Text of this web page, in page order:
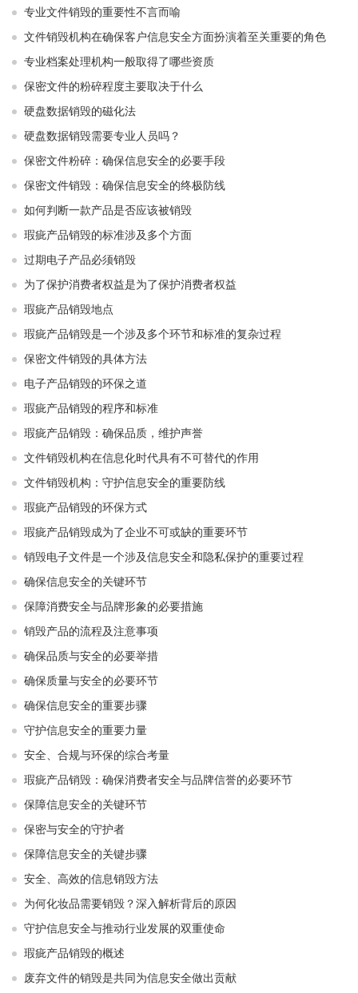
专业文件销毁的重要性不言而喻
文件销毁机构在确保客户信息安全方面扮演着至关重要的角色
专业档案处理机构一般取得了哪些资质
保密文件的粉碎程度主要取决于什么
硬盘数据销毁的磁化法
硬盘数据销毁需要专业人员吗？
保密文件粉碎：确保信息安全的必要手段
保密文件销毁：确保信息安全的终极防线
如何判断一款产品是否应该被销毁
瑕疵产品销毁的标准涉及多个方面
过期电子产品必须销毁
为了保护消费者权益是为了保护消费者权益
瑕疵产品销毁地点
瑕疵产品销毁是一个涉及多个环节和标准的复杂过程
保密文件销毁的具体方法
电子产品销毁的环保之道
瑕疵产品销毁的程序和标准
瑕疵产品销毁：确保品质，维护声誉
文件销毁机构在信息化时代具有不可替代的作用
文件销毁机构：守护信息安全的重要防线
瑕疵产品销毁的环保方式
瑕疵产品销毁成为了企业不可或缺的重要环节
销毁电子文件是一个涉及信息安全和隐私保护的重要过程
确保信息安全的关键环节
保障消费安全与品牌形象的必要措施
销毁产品的流程及注意事项
确保品质与安全的必要举措
确保质量与安全的必要环节
确保信息安全的重要步骤
守护信息安全的重要力量
安全、合规与环保的综合考量
瑕疵产品销毁：确保消费者安全与品牌信誉的必要环节
保障信息安全的关键环节
保密与安全的守护者
保障信息安全的关键步骤
安全、高效的信息销毁方法
为何化妆品需要销毁？深入解析背后的原因
守护信息安全与推动行业发展的双重使命
瑕疵产品销毁的概述
废弃文件的销毁是共同为信息安全做出贡献